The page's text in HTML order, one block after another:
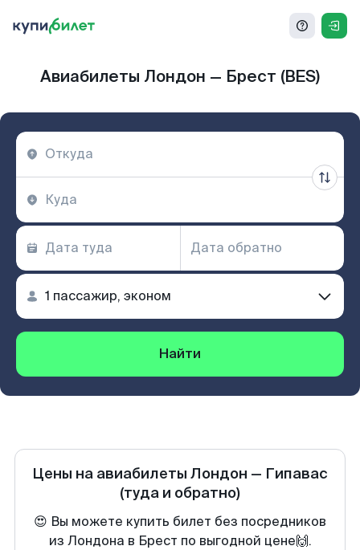
Авиабилеты Лондон — Брест (BES)
Найти
Цены на авиабилеты Лондон — Гипавас
(туда и обратно)
😍 Вы можете купить билет без посредников
из Лондона в Брест по выгодной цене🙌.